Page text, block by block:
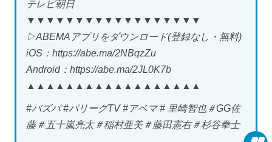
テレビ朝日
▼▼▼▼▼▼▼▼▼▼▼▼▼▼▼▼▼▼
▷ABEMAアプリをダウンロード(登録なし・無料)
iOS：https://abe.ma/2NBqzZu
Android：https://abe.ma/2JL0K7b
▲▲▲▲▲▲▲▲▲▲▲▲▲▲▲▲▲▲
#バズパ #パリーグTV #アベマ # 里崎智也＃GG佐
藤＃五十嵐亮太＃稲村亜美＃藤田憲右＃杉谷拳士